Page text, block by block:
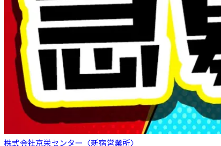
株式会社京栄センター〈新宿営業所〉